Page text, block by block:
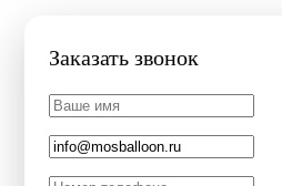
Заказать звонок